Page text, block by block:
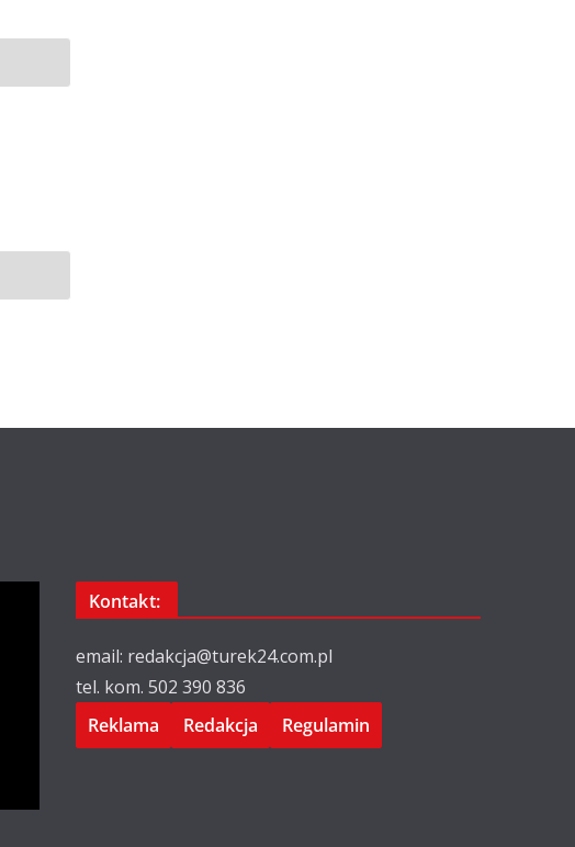
Kontakt:
email: redakcja@turek24.com.pl
tel. kom. 502 390 836
Reklama
Redakcja Regulamin